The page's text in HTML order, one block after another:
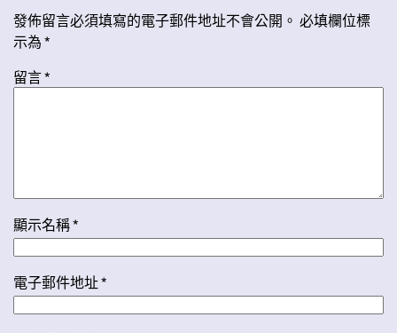
發佈留言必須填寫的電子郵件地址不會公開。 必填欄位標
示為*
留言*
顯示名稱*
電子郵件地址*